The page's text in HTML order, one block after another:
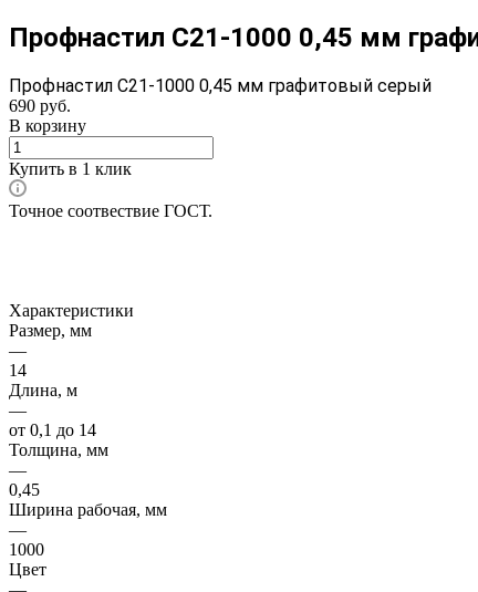
Профнастил С21-1000 0,45 мм
Профнастил С21-1000 0,45 мм графитовый серый
690 руб.
В корзину
Купить в 1 клик
Точное соотвествие ГОСТ.
Характеристики
Размер, мм
—
14
Длина, м
—
от 0,1 до 14
Толщина, мм
—
0,45
Ширина рабочая, мм
—
1000
Цвет